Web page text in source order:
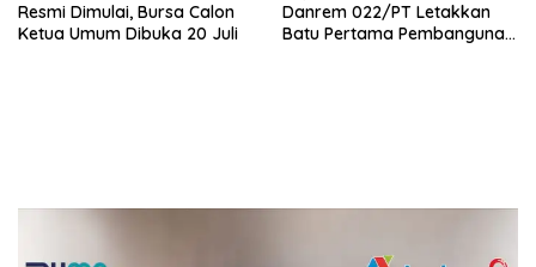
Resmi Dimulai, Bursa Calon
Ketua Umum Dibuka 20 Juli
Danrem 022/PT Letakkan
Batu Pertama Pembangunan